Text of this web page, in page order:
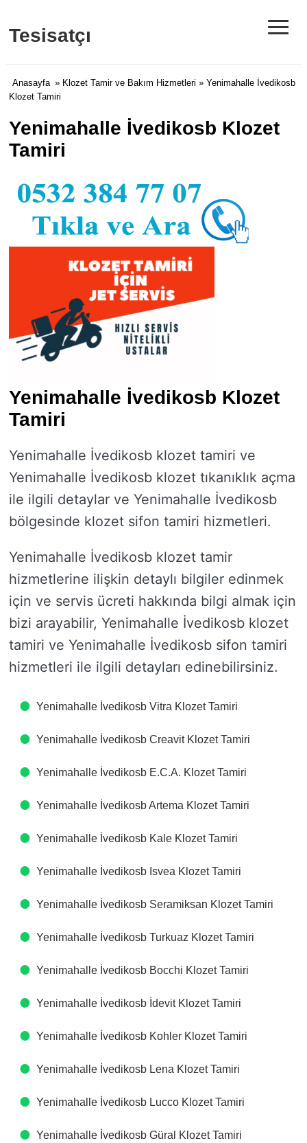
Tesisatçı ≡
Anasayfa » Klozet Tamir ve Bakım Hizmetleri » Yenimahalle İvedikosb
Klozet Tamiri
Yenimahalle İvedikosb Klozet
Tamiri
Yenimahalle İvedikosb Klozet
Tamiri
Yenimahalle İvedikosb klozet tamiri ve
Yenimahalle İvedikosb klozet tıkanıklık açma
ile ilgili detaylar ve Yenimahalle İvedikosb
bölgesinde klozet sifon tamiri hizmetleri.
Yenimahalle İvedikosb klozet tamir
hizmetlerine ilişkin detaylı bilgiler edinmek
için ve servis ücreti hakkında bilgi almak için
bizi arayabilir, Yenimahalle İvedikosb klozet
tamiri ve Yenimahalle İvedikosb sifon tamiri
hizmetleri ile ilgili detayları edinebilirsiniz.
Yenimahalle İvedikosb Vitra Klozet Tamiri
Yenimahalle İvedikosb Creavit Klozet Tamiri
Yenimahalle İvedikosb E.C.A. Klozet Tamiri
Yenimahalle İvedikosb Artema Klozet Tamiri
Yenimahalle İvedikosb Kale Klozet Tamiri
Yenimahalle İvedikosb Isvea Klozet Tamiri
Yenimahalle İvedikosb Seramiksan Klozet Tamiri
Yenimahalle İvedikosb Turkuaz Klozet Tamiri
Yenimahalle İvedikosb Bocchi Klozet Tamiri
Yenimahalle İvedikosb İdevit Klozet Tamiri
Yenimahalle İvedikosb Kohler Klozet Tamiri
Yenimahalle İvedikosb Lena Klozet Tamiri
Yenimahalle İvedikosb Lucco Klozet Tamiri
Yenimahalle İvedikosb Güral Klozet Tamiri